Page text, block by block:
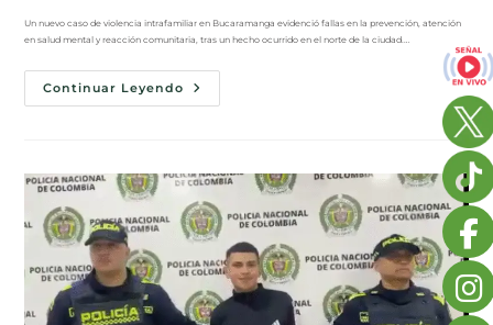
Un nuevo caso de violencia intrafamiliar en Bucaramanga evidenció fallas en la prevención, atención
en salud mental y reacción comunitaria, tras un hecho ocurrido en el norte de la ciudad.…
Continuar Leyendo